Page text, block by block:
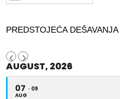
PREDSTOJEĆA DEŠAVANJA
AUGUST, 2026
07
AUG
09